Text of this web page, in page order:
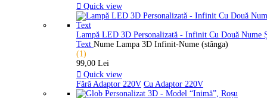
 Quick view
Lampă LED 3D Personalizată - Infinit Cu Două Nume
Text Nume Lampa 3D Infinit-Nume (stânga)
(1)
99,00 Lei
 Quick view
Fără Adaptor 220V Cu Adaptor 220V